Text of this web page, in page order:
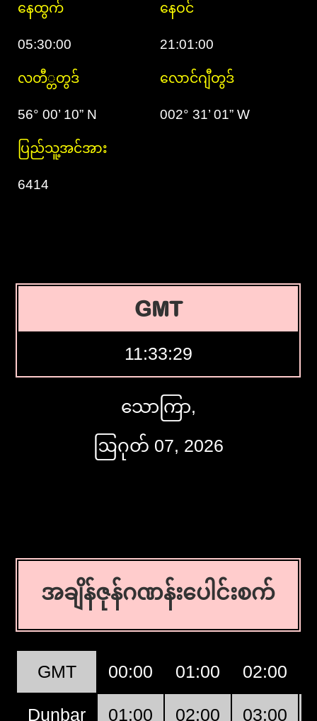
နေထွက် နေဝင်
05:30:00 21:01:00
လတီ္တတွဒ် လောင်ဂျီတွဒ်
56° 00’ 10” N 002° 31’ 01” W
ပြည်သူ့အင်အား
6414
GMT
11:33:30
သောကြာ,
ဩဂုတ် 07, 2026
အချိန်ဇုန်ဂဏန်းပေါင်းစက်
GMT 00:00 01:00 02:00
Dunbar 01:00 02:00 03:00